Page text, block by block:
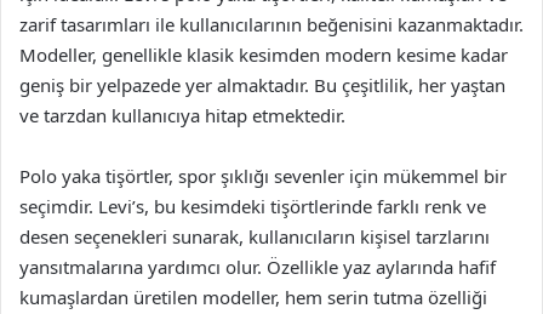
zarif tasarımları ile kullanıcılarının beğenisini kazanmaktadır.
Modeller, genellikle klasik kesimden modern kesime kadar
geniş bir yelpazede yer almaktadır. Bu çeşitlilik, her yaştan
ve tarzdan kullanıcıya hitap etmektedir.
Polo yaka tişörtler, spor şıklığı sevenler için mükemmel bir
seçimdir. Levi’s, bu kesimdeki tişörtlerinde farklı renk ve
desen seçenekleri sunarak, kullanıcıların kişisel tarzlarını
yansıtmalarına yardımcı olur. Özellikle yaz aylarında hafif
kumaşlardan üretilen modeller, hem serin tutma özelliği